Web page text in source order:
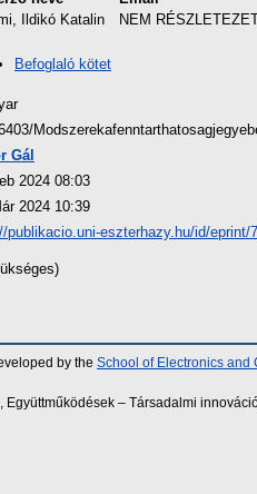
Ildikó Katalin
NEM
Befoglaló kötet
Gál
2024 08:03
2024 10:39
publikacio.uni-eszterhazy.hu/id/eprint/
by the School of Electronics and
– Társadalmi